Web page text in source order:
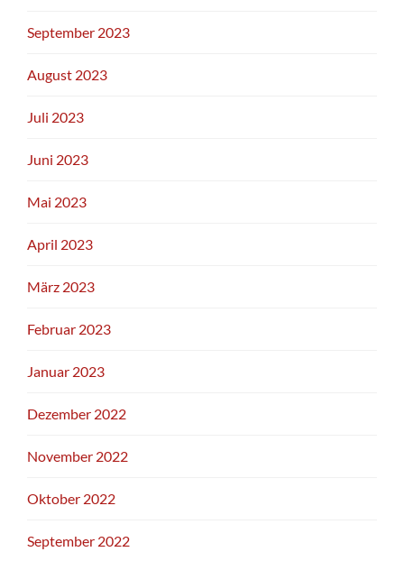
September 2023
August 2023
Juli 2023
Juni 2023
Mai 2023
April 2023
März 2023
Februar 2023
Januar 2023
Dezember 2022
November 2022
Oktober 2022
September 2022